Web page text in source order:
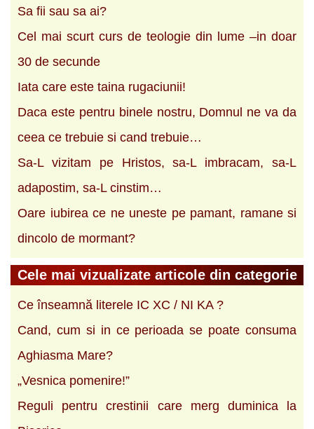
Sa fii sau sa ai?
Cel mai scurt curs de teologie din lume –in doar
30 de secunde
Iata care este taina rugaciunii!
Daca este pentru binele nostru, Domnul ne va da
ceea ce trebuie si cand trebuie…
Sa-L vizitam pe Hristos, sa-L imbracam, sa-L
adapostim, sa-L cinstim…
Oare iubirea ce ne uneste pe pamant, ramane si
dincolo de mormant?
Cele mai vizualizate articole din categorie
Ce înseamnă literele IC XC / NI KA ?
Cand, cum si in ce perioada se poate consuma
Aghiasma Mare?
„Vesnica pomenire!”
Reguli pentru crestinii care merg duminica la